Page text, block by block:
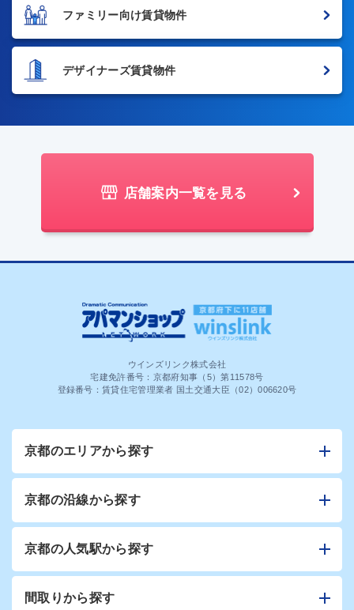
ファミリー向け賃貸物件
デザイナーズ賃貸物件
店舗案内一覧を見る
ウインズリンク株式会社
宅建免許番号：京都府知事（5）第11578号
登録番号：賃貸住宅管理業者 国土交通大臣（02）006620号
京都のエリアから探す
京都の沿線から探す
京都の人気駅から探す
間取りから探す